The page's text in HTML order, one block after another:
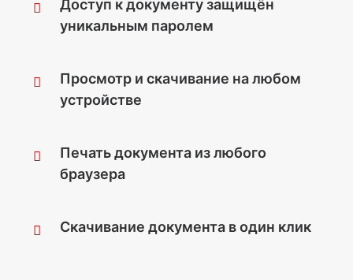
Доступ к документу защищён
уникальным паролем
Просмотр и скачивание на любом
устройстве
Печать документа из любого
браузера
Скачивание документа в один клик